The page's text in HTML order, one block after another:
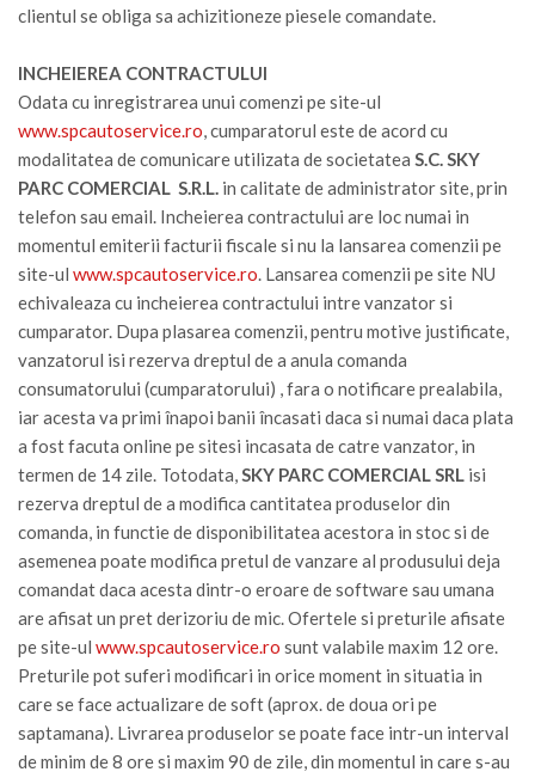
clientul se obliga sa achizitioneze piesele comandate.
INCHEIEREA CONTRACTULUI
Odata cu inregistrarea unui comenzi pe site-ul
www.spcautoservice.ro, cumparatorul este de acord cu
modalitatea de comunicare utilizata de societatea S.C. SKY
PARC COMERCIAL S.R.L. in calitate de administrator site, prin
telefon sau email. Incheierea contractului are loc numai in
momentul emiterii facturii fiscale si nu la lansarea comenzii pe
site-ul www.spcautoservice.ro. Lansarea comenzii pe site NU
echivaleaza cu incheierea contractului intre vanzator si
cumparator. Dupa plasarea comenzii, pentru motive justificate,
vanzatorul isi rezerva dreptul de a anula comanda
consumatorului (cumparatorului) , fara o notificare prealabila,
iar acesta va primi înapoi banii încasati daca si numai daca plata
a fost facuta online pe sitesi incasata de catre vanzator, in
termen de 14 zile. Totodata,SKY PARC COMERCIAL SRL isi
rezerva dreptul de a modifica cantitatea produselor din
comanda, in functie de disponibilitatea acestora in stoc si de
asemenea poate modifica pretul de vanzare al produsului deja
comandat daca acesta dintr-o eroare de software sau umana
are afisat un pret derizoriu de mic. Ofertele si preturile afisate
pe site-ul www.spcautoservice.ro sunt valabile maxim 12 ore.
Preturile pot suferi modificari in orice moment in situatia in
care se face actualizare de soft (aprox. de doua ori pe
saptamana). Livrarea produselor se poate face intr-un interval
de minim de 8 ore si maxim 90 de zile, din momentul in care s-au